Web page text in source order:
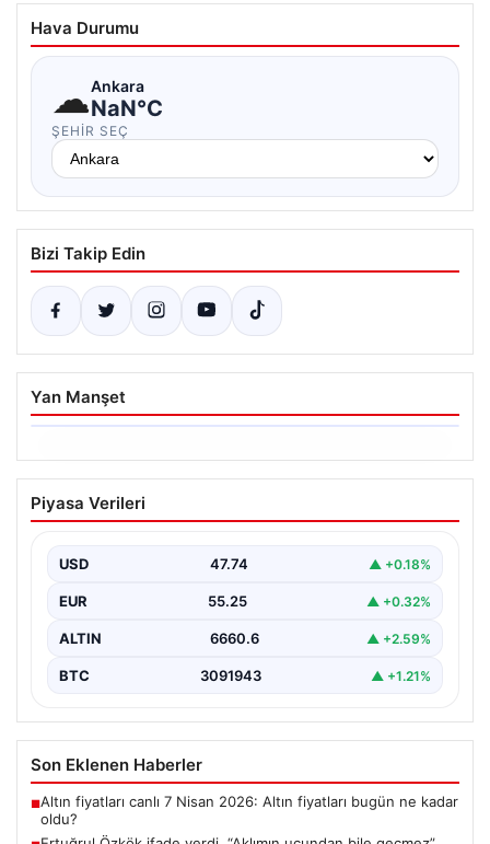
Hava Durumu
☁Ankara
NaN°C
ŞEHIR SEÇ
Bizi Takip Edin
Yan Manşet
06.08.2026
Ertuğrul Özkök ifade verdi. “Aklımın
ucundan bile geçmez”
Piyasa Verileri
USD 47.74 ▲ +0.18%
EUR 55.25 ▲ +0.32%
ALTIN 6660.6 ▲ +2.59%
BTC 3091943 ▲ +1.21%
Son Eklenen Haberler
■Altın fiyatları canlı 7 Nisan 2026: Altın fiyatları bugün ne kadar
oldu?